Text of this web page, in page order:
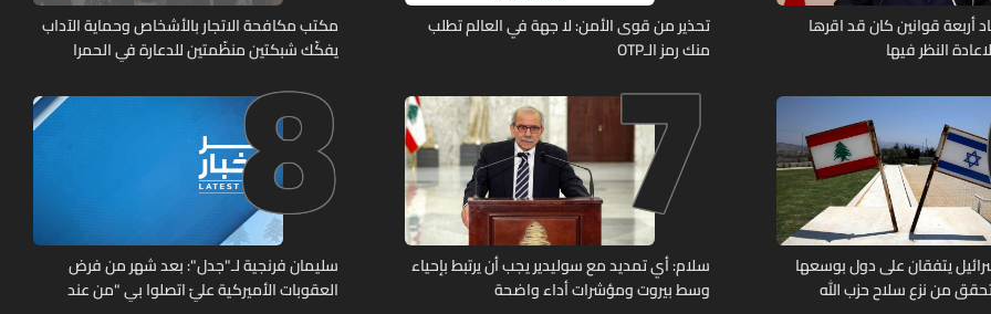
أربعة قوانين كان قد اقرها
النظر فيها
تحذير من قوى الأمن: لا جهة في العالم تطلب
منك رمز الـOTP
مكتب مكافحة الاتجار بالأشخاص وحماية الآداب
يفكّك شبكتين منظّمتين للدعارة في الحمرا
يتفقان على دول بوسعها
من نزع سلاح حزب الله
7
سلام: أي تمديد مع سوليدير يجب أن يرتبط بإحياء
وسط بيروت ومؤشرات أداء واضحة
8
سليمان فرنجية لـ"جدل": بعد شهر من فرض
العقوبات الأميركية عليّ اتصلوا بي "من عند